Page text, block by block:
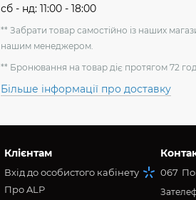
сб - нд: 11:00 - 18:00
** Забрати товар самостійно із наших
нашим менеджером.
** Бронювання на товар діє протягом 72
Більше інформації про доставку
Клієнтам
Вхід до особистого кабінету
Про ALP
067